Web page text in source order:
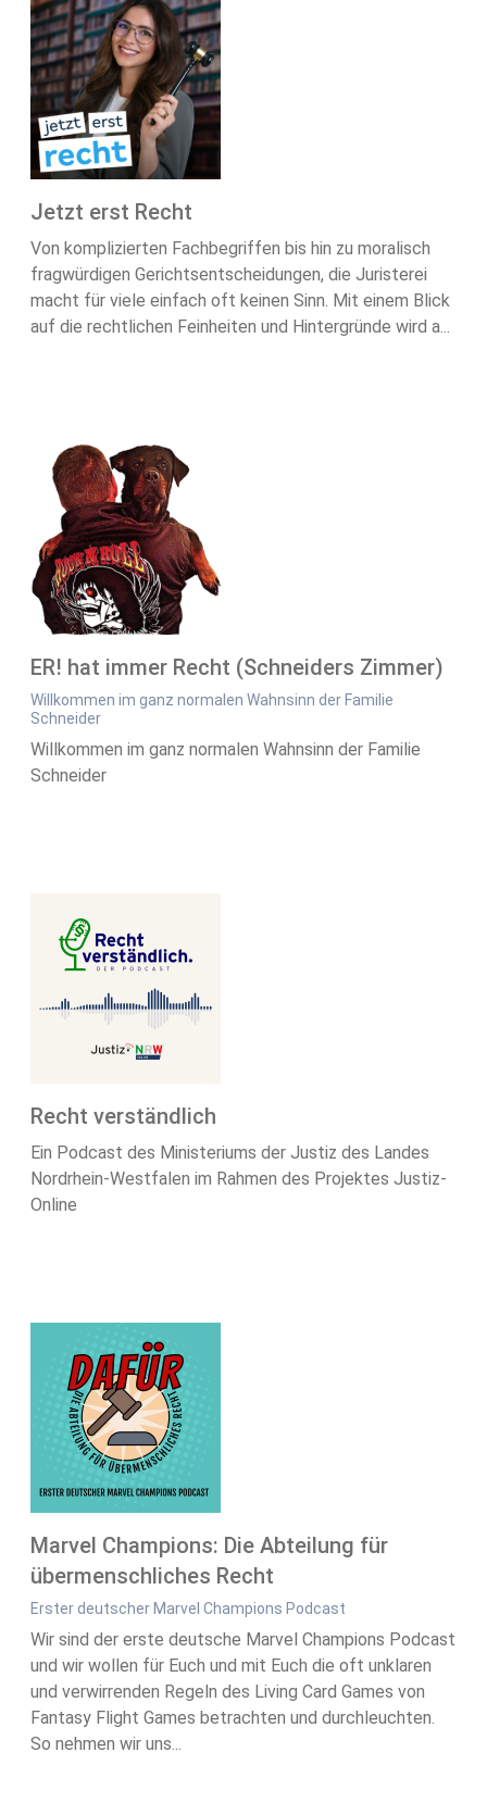
Jetzt erst Recht
Von komplizierten Fachbegriffen bis hin zu moralisch
fragwürdigen Gerichtsentscheidungen, die Juristerei
macht für viele einfach oft keinen Sinn. Mit einem Blick
auf die rechtlichen Feinheiten und Hintergründe wird a...
ER! hat immer Recht (Schneiders Zimmer)
Willkommen im ganz normalen Wahnsinn der Familie
Schneider
Willkommen im ganz normalen Wahnsinn der Familie
Schneider
Recht verständlich
Ein Podcast des Ministeriums der Justiz des Landes
Nordrhein-Westfalen im Rahmen des Projektes Justiz-
Online
Marvel Champions: Die Abteilung für
übermenschliches Recht
Erster deutscher Marvel Champions Podcast
Wir sind der erste deutsche Marvel Champions Podcast
und wir wollen für Euch und mit Euch die oft unklaren
und verwirrenden Regeln des Living Card Games von
Fantasy Flight Games betrachten und durchleuchten.
So nehmen wir uns...